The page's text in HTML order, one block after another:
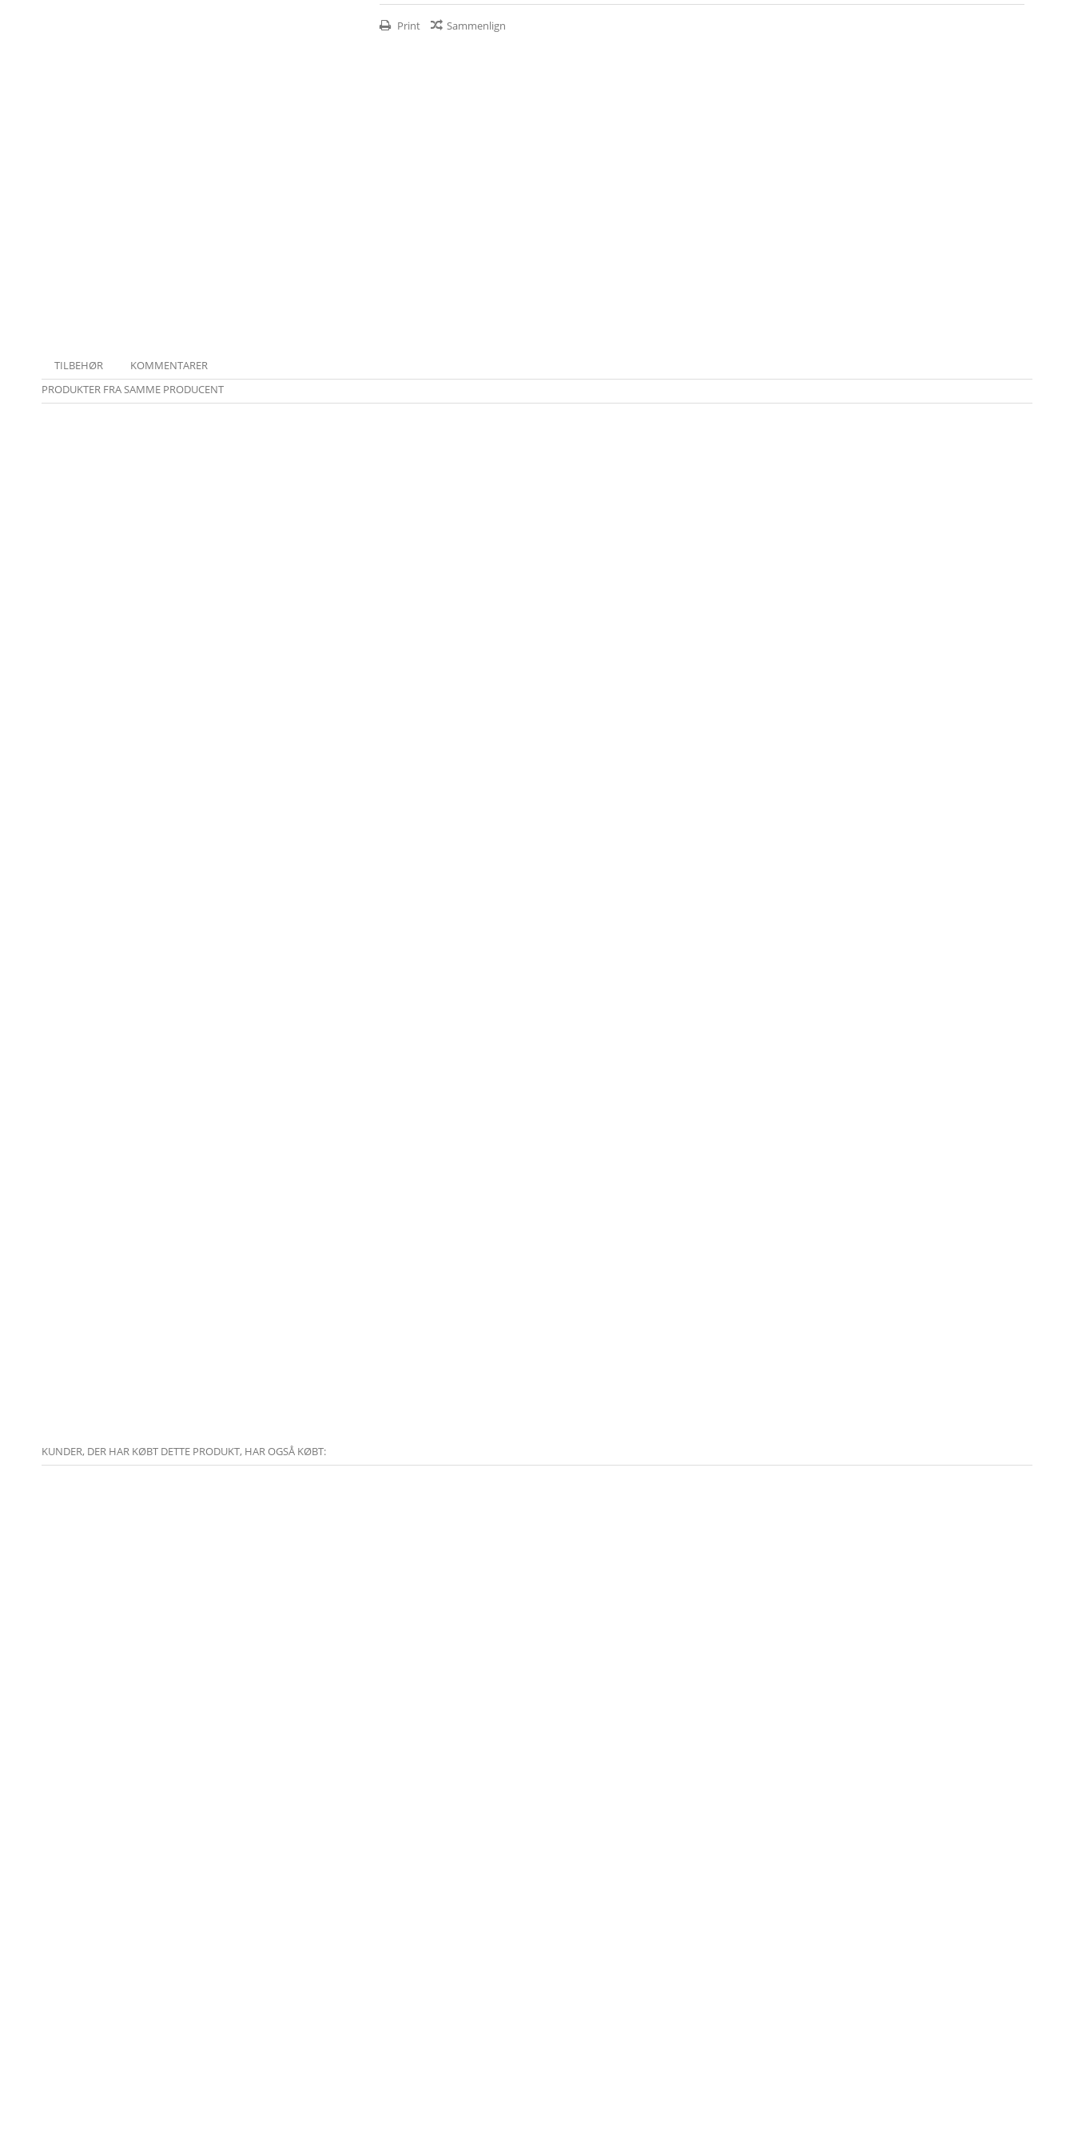
Print Sammenlign
TILBEHØR
KOMMENTARER
PRODUKTER FRA SAMME PRODUCENT
KUNDER, DER HAR KØBT DETTE PRODUKT, HAR OGSÅ KØBT: